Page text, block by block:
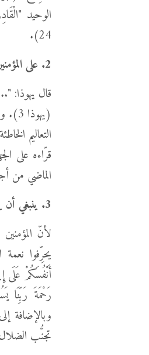
الوحيد
24).
2. على
قال يهوذا:
التعاليم
قرّاءه على
الماضي من
3. ينبغي أن
لأنّ
يحرِّفوا
أَنْفُسَكُمْ عَلَى
وبالإضافة
تجنُّب الضلال